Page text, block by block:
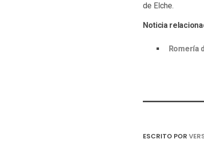
de Elche.
Noticia
Romería
ESCRITO POR